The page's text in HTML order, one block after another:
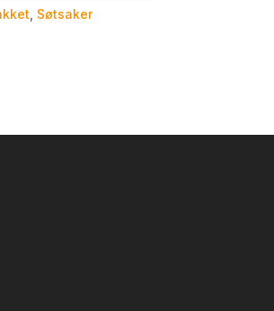
Søtsaker